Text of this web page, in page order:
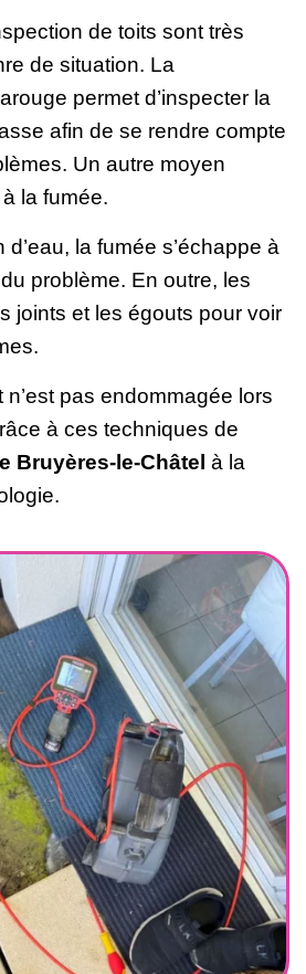
de toits sont très
de situation. La
permet d’inspecter la
afin de se rendre compte
Un autre moyen
la fumée.
d’eau, la fumée s’échappe à
problème. En outre, les
joints et les égouts pour voir
pas endommagée lors
à ces techniques de
Bruyères-le-Châtel à la